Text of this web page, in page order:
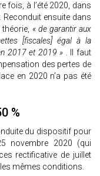
fois, à l’été 2020, dans
Reconduit ensuite dans
« de garantir aux
[fiscales] égal à la
2017 et 2019 » . Il faut
des pertes de
en 2020 n’a pas été
%
du dispositif pour
novembre 2020 (qui
rectificative de juillet
mêmes conditions.